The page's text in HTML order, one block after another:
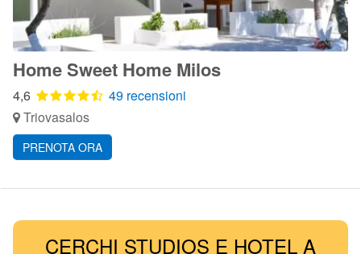
Home Sweet Home Milos
4,6
49 recensioni
Triovasalos
PRENOTA ORA
CERCHI STUDIOS E HOTEL A